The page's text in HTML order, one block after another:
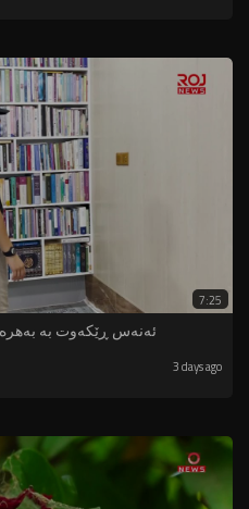
7:25
ئەنەس ڕێکەوت بە
3 days ago